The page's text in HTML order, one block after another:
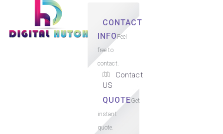
CONTACT
INFOFeel
free to
contact.
Contact
US
QUOTEGet
instant
quote.